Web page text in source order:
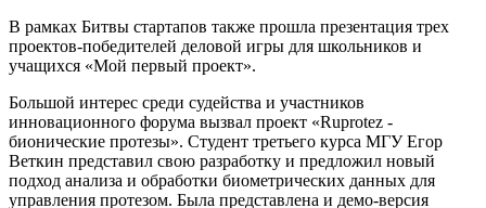
В рамках Битвы стартапов также прошла презентация трех
проектов-победителей деловой игры для школьников и
учащихся «Мой первый проект».
Большой интерес среди судейства и участников
инновационного форума вызвал проект «Ruprotez -
бионические протезы». Студент третьего курса МГУ Егор
Веткин представил свою разработку и предложил новый
подход анализа и обработки биометрических данных для
управления протезом. Была представлена и демо-версия